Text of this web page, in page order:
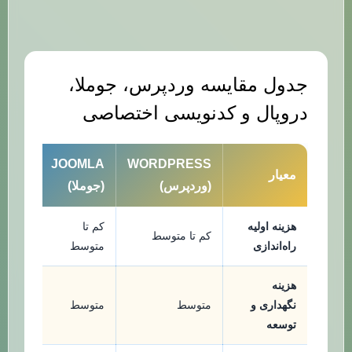
جدول مقایسه وردپرس، جوملا،
دروپال و کدنویسی اختصاصی
معیار
WORDPRESS
(وردپرس)
JOOMLA
(جوملا)
هزینه اولیه
راه‌اندازی
کم تا متوسط
کم تا
متوسط
هزینه
نگهداری و
توسعه
متوسط متوسط